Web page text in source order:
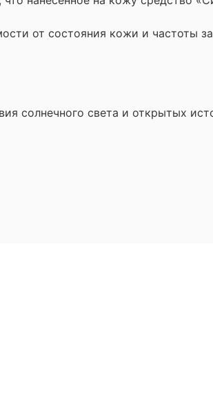
от состояния кожи и частоты
солнечного света и открытых